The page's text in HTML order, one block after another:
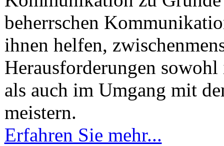
beherrschen
ihnen helfen,
Herausforderungen sowohl
als auch im Umgang mit
meistern.
Erfahren Sie mehr...